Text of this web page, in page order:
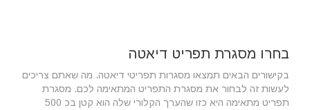
בחרו מסגרת תפריט דיאטה
בקישורים הבאים תמצאו מסגרות תפריטי דיאטה. מה שאתם צריכים
לעשות זה לבחור את מסגרת התפריט המתאימה לכם. מסגרת
תפריט מתאימה היא כזו שהערך הקלורי שלה הוא קטן בכ 500